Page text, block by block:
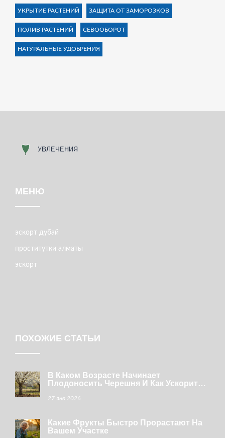
УКРЫТИЕ РАСТЕНИЙ ЗАЩИТА ОТ ЗАМОРОЗКОВ
ПОЛИВ РАСТЕНИЙ СЕВООБОРОТ
НАТУРАЛЬНЫЕ УДОБРЕНИЯ
МЕНЮ
эскорт дубай
проститутки алматы
эскорт
ПОХОЖИЕ СТАТЬИ
В Каком Возрасте Начинает
Плодоносить Черешня И Как Ускорить
27 янв 2026
Какие Фрукты Быстро Прорастают На
Вашем Участке